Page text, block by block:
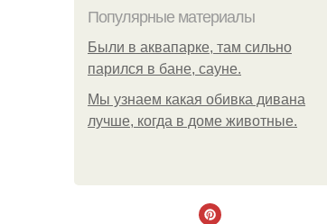
Популярные материалы
Были в аквапарке, там сильно
парился в бане, сауне.
Мы узнаем какая обивка дивана
лучше, когда в доме животные.